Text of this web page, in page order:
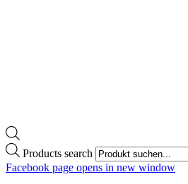
Products search
Facebook page opens in new window